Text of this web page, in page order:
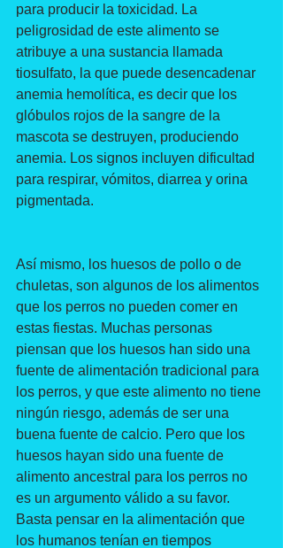
para producir la toxicidad. La
peligrosidad de este alimento se
atribuye a una sustancia llamada
tiosulfato, la que puede desencadenar
anemia hemolítica, es decir que los
glóbulos rojos de la sangre de la
mascota se destruyen, produciendo
anemia. Los signos incluyen dificultad
para respirar, vómitos, diarrea y orina
pigmentada.
Así mismo, los huesos de pollo o de
chuletas, son algunos de los alimentos
que los perros no pueden comer en
estas fiestas. Muchas personas
piensan que los huesos han sido una
fuente de alimentación tradicional para
los perros, y que este alimento no tiene
ningún riesgo, además de ser una
buena fuente de calcio. Pero que los
huesos hayan sido una fuente de
alimento ancestral para los perros no
es un argumento válido a su favor.
Basta pensar en la alimentación que
los humanos tenían en tiempos